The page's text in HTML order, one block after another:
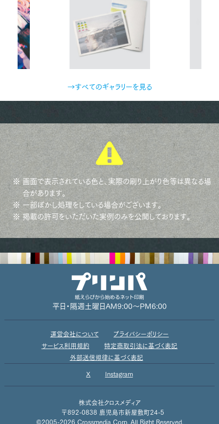
→すべてのギャラリーを見る
※ 画面で表示されている色と、実際の刷り上がり色等は異なる場
合があります。
※ 一部ぼかし処理をしている場合がございます。
※ 掲載の許可をいただいた実例のみを公開しております。
平日・隔週土曜日 AM9:00～PM6:00
運営会社について
プライバシーポリシー
サービス利用規約
特定商取引法に基づく表記
外部送信規律に基づく表記
X Instagram
株式会社クロスメディア
〒892-0838 鹿児島市新屋敷町24-5
©2005-2026 Crossmedia Corp. All Right Reserved.